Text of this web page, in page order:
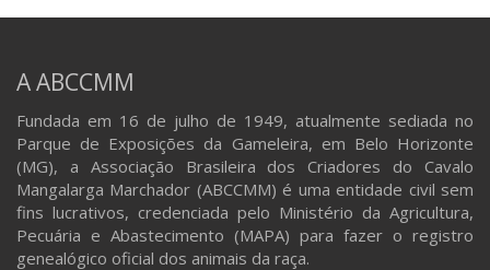
A ABCCMM
Fundada em 16 de julho de 1949, atualmente sediada no
Parque de Exposições da Gameleira, em Belo Horizonte
(MG), a Associação Brasileira dos Criadores do Cavalo
Mangalarga Marchador (ABCCMM) é uma entidade civil sem
fins lucrativos, credenciada pelo Ministério da Agricultura,
Pecuária e Abastecimento (MAPA) para fazer o registro
genealógico oficial dos animais da raça.